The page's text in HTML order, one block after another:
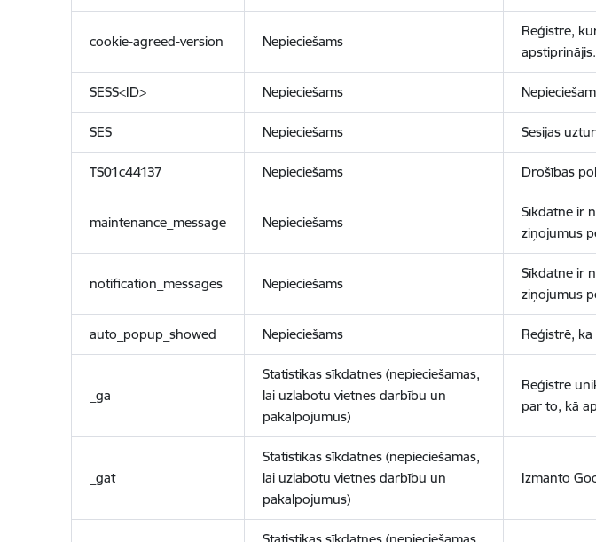
cookie-agreed-version Nepieciešams
Reģistrē,
apstiprinājis.
SESS<ID> Nepieciešams
SES Nepieciešams Sesijas
TS01c44137 Nepieciešams Drošības
maintenance_message Nepieciešams
Sīkdatne ir
ziņojumus
notification_messages Nepieciešams
Sīkdatne ir
ziņojumus
auto_popup_showed Nepieciešams Reģistrē,
_ga
Statistikas sīkdatnes (nepieciešamas,
lai uzlabotu vietnes darbību un
pakalpojumus)
Reģistrē
par to, kā
_gat
Statistikas sīkdatnes (nepieciešamas,
lai uzlabotu vietnes darbību un
pakalpojumus)
Izmanto